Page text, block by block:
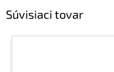
Súvisiaci tovar